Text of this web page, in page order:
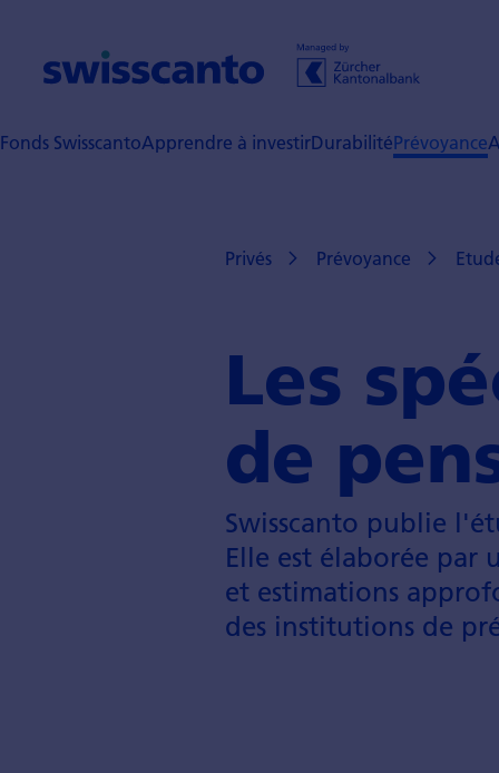
Fonds SwisscantoApprendre à investirDurabilitéPrévoyance
Privés Prévoyance
Les
de
Swisscanto publie
Elle est éla­borée par
et estimations
des institutions de